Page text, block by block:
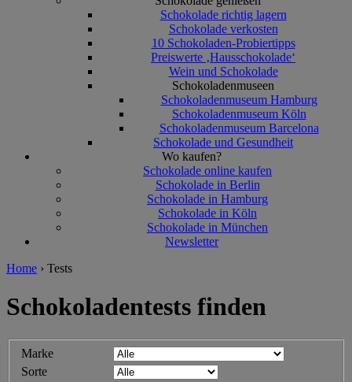
Schokolade richtig lagern
Schokolade verkosten
10 Schokoladen-Probiertipps
Preiswerte ‚Hausschokolade‘
Wein und Schokolade
Schokoladenmuseen
Schokoladenmuseum Hamburg
Schokoladenmuseum Köln
Schokoladenmuseum Barcelona
Schokolade und Gesundheit
Wo kaufen?
Schokolade online kaufen
Schokolade in Berlin
Schokolade in Hamburg
Schokolade in Köln
Schokolade in München
Newsletter
Home › Tests
Schokoladentests finden
Marke
Sorte